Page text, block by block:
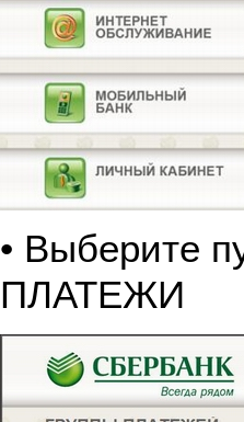
• Выберите
ПЛАТЕЖИ